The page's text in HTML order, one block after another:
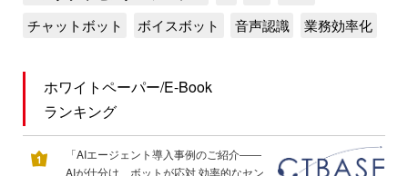
チャットボット
ボイスボット 音声認識 業務効率化
ホワイトペーパー/E-Book
ランキング
「AIエージェント導入事例のご紹介――
AIが仕分け、ボットが応対 効率的なセン